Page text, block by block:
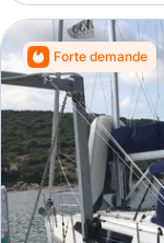
Forte demande